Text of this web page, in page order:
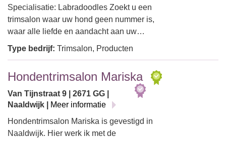
Specialisatie: Labradoodles Zoekt u een
trimsalon waar uw hond geen nummer is,
waar alle liefde en aandacht aan uw…
Type bedrijf: Trimsalon, Producten
Hondentrimsalon Mariska
Van Tijnstraat 9 | 2671 GG |
Naaldwijk |
Meer informatie
Hondentrimsalon Mariska is gevestigd in
Naaldwijk. Hier werk ik met de